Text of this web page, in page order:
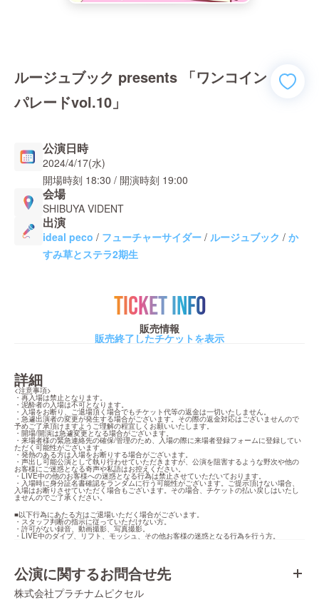
ルージュブック presents 「ワンコイン
パレードvol.10」
公演日時
2024/4/17(水)
開場時刻 18:30 / 開演時刻 19:00
会場
SHIBUYA VIDENT
出演
ideal peco / フューチャーサイダー / ルージュブック / か
すみ草とステラ2期生
TICKET INFO
販売情報
販売終了したチケットを表示
詳細
<注意事項>
・再入場は禁止となります。
・泥酔者の入場は不可となります。
・入場をお断り、ご退場頂く場合でもチケット代等の返金は一切いたしません。
・急遽出演者の変更が発生する場合がございます。その際の返金対応はございませんので
予めご了承頂けますようご理解の程宜しくお願いいたします。
・開場/開演は急遽変更となる場合がございます。
・来場者様の緊急連絡先の確保/管理のため、入場の際に来場者登録フォームに登録してい
ただく可能性がございます。
・発熱のある方は入場をお断りする場合がございます。
・声出し可能公演として執り行わせていただきますが、公演を阻害するような野次や他の
お客様にご迷惑となる奇声や私語はお控えください。
・LIVE中の他のお客様への迷惑となる行為は禁止させていただいております。
・入場時に身分証名書確認をランダムに行う可能性がございます。ご提示頂けない場合、
入場はお断りさせていただく場合もございます。その場合、チケットの払い戻しはいたし
ませんのでご了承ください。
■以下行為にあたる方はご退場いただく場合がございます。
・スタッフ判断の指示に従っていただけない方。
・許可がない録音、動画撮影、写真撮影。
・LIVE中のダイブ、リフト、モッシュ、その他お客様の迷惑となる行為を行う方。
公演に関するお問合せ先
株式会社プラチナムピクセル